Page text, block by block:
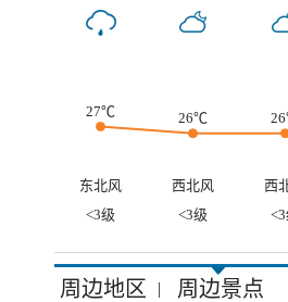
27℃ 26℃
东北风 西北风 西
<3级
<3级
周边地区 | 周边景点